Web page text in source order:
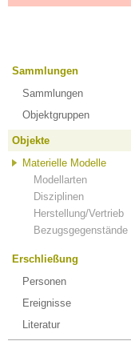
Sammlungen
Sammlungen
Objektgruppen
Objekte
Materielle Modelle
Modellarten
Disziplinen
Herstellung/Vertrieb
Bezugsgegenstände
Erschließung
Personen
Ereignisse
Literatur